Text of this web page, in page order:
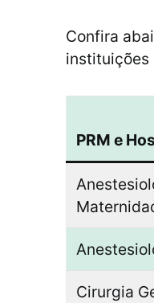
Confira
PRM e
Cirurgia